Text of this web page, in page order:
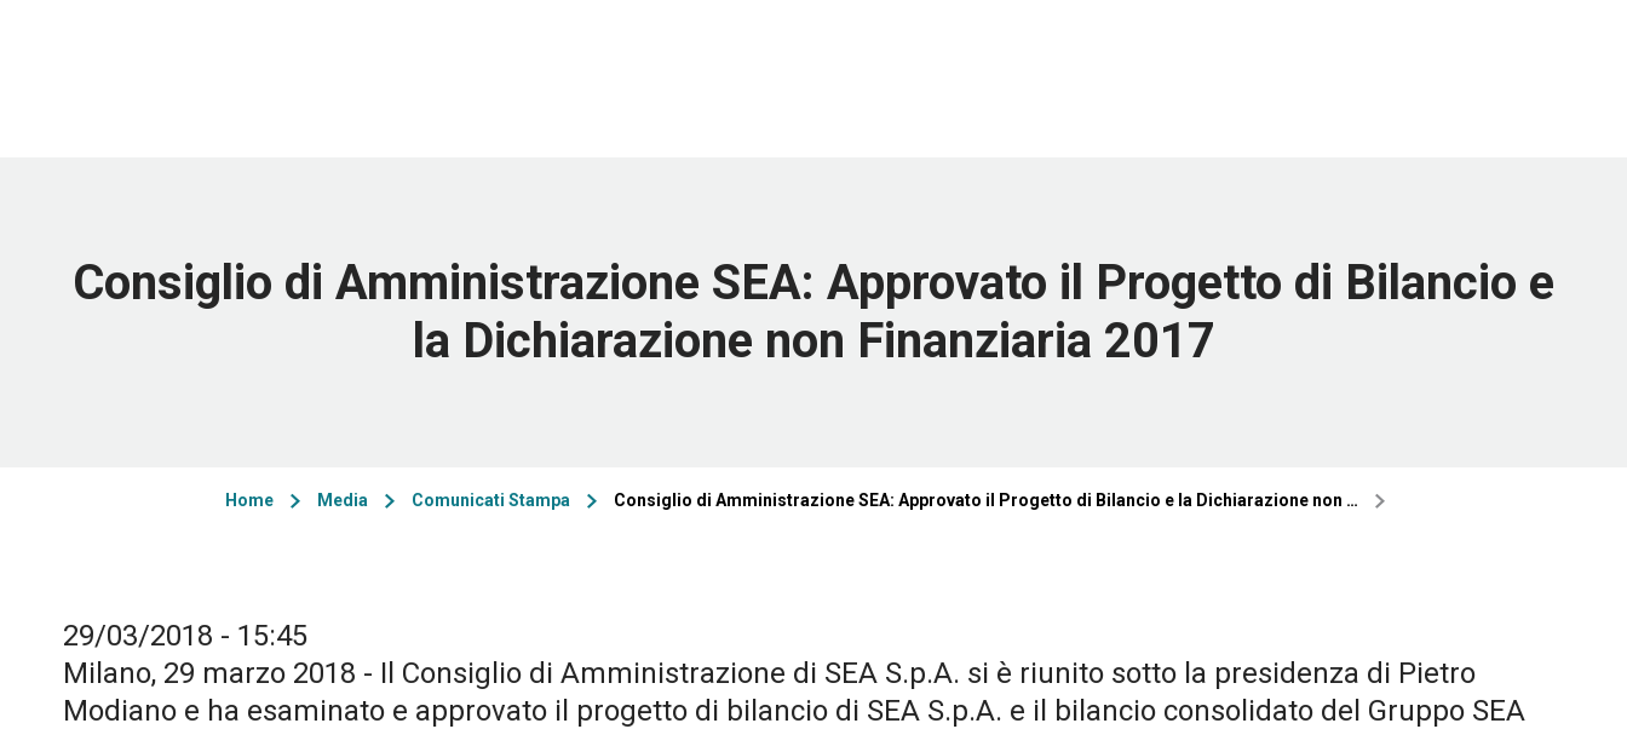
Consiglio di Amministrazione SEA: Approvato il Progetto di Bilancio e
la Dichiarazione non Finanziaria 2017
Home Media Comunicati Stampa Consiglio di Amministrazione SEA: Approvato il Progetto di Bilancio e la Dichiarazione non …
29/03/2018 - 15:45
Milano, 29 marzo 2018 - Il Consiglio di Amministrazione di SEA S.p.A. si è riunito sotto la presidenza di Pietro
Modiano e ha esaminato e approvato il progetto di bilancio di SEA S.p.A. e il bilancio consolidato del Gruppo SEA